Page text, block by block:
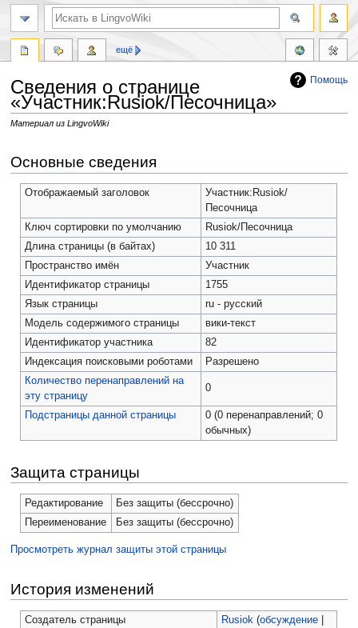
Помощь
Сведения о странице
«Участник:Rusiok/Песочница»
Материал из LingvoWiki
ккОсновные сведения
Отображаемый заголовок
Участник:Rusiok/
Песочница
Ключ сортировки по умолчанию
Rusiok/Песочница
Длина страницы (в байтах)
10 311
Пространство имён
Участник
Идентификатор страницы
1755
Язык страницы
ru - русский
Модель содержимого страницы
вики-текст
Идентификатор участника
82
Индексация поисковыми роботами
Разрешено
Количество перенаправлений на
эту страницу
0
Подстраницы данной страницы
0 (0 перенаправлений; 0
обычных)
Защита страницы
Редактирование
Без защиты (бессрочно)
Переименование
Без защиты (бессрочно)
Просмотреть журнал защиты этой страницы
История изменений
Создатель страницы Rusiok (обсуждение
ещё